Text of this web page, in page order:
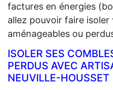
factures en énergies
allez pouvoir faire isoler
aménageables ou
ISOLER SES
PERDUS AVEC
NEUVILLE-HOUSSET